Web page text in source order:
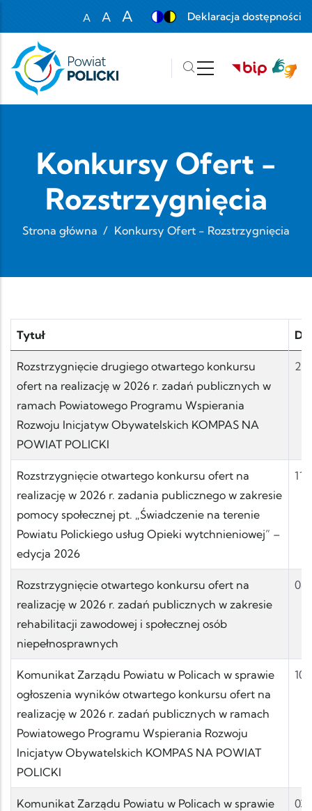
A
Set font size to 100%
A
A
Deklaracja dostępności
Konkursy Ofert -
Rozstrzygnięcia
Strona główna / Konkursy Ofert - Rozstrzygnięcia
Tytuł
Rozstrzygnięcie drugiego otwartego konkursu
ofert na realizację w 2026 r. zadań publicznych w
ramach Powiatowego Programu Wspierania
Rozwoju Inicjatyw Obywatelskich KOMPAS NA
POWIAT POLICKI
Rozstrzygnięcie otwartego konkursu ofert na
realizację w 2026 r. zadania publicznego w zakresie
pomocy społecznej pt. „Świadczenie na terenie
Powiatu Polickiego usług Opieki wytchnieniowej” –
edycja 2026
Rozstrzygnięcie otwartego konkursu ofert na
realizację w 2026 r. zadań publicznych w zakresie
rehabilitacji zawodowej i społecznej osób
niepełnosprawnych
Komunikat Zarządu Powiatu w Policach w sprawie
ogłoszenia wyników otwartego konkursu ofert na
realizację w 2026 r. zadań publicznych w ramach
Powiatowego Programu Wspierania Rozwoju
Inicjatyw Obywatelskich KOMPAS NA POWIAT
POLICKI
Komunikat Zarządu Powiatu w Policach w sprawie